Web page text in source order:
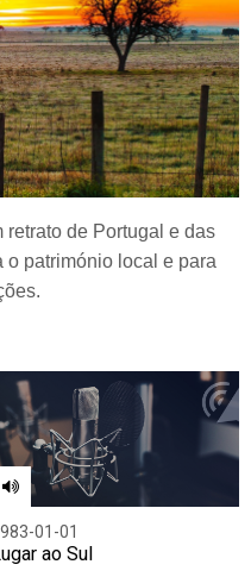
retrato de Portugal e das
o património local e para
01-01
ao Sul